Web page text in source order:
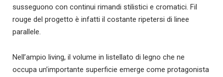
susseguono con continui rimandi stilistici e cromatici. Fil
rouge del progetto è infatti il costante ripetersi di linee
parallele.
Nell’ampio living, il volume in listellato di legno che ne
occupa un’importante superficie emerge come protagonista